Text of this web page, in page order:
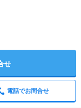
せ
電話でお問合せ